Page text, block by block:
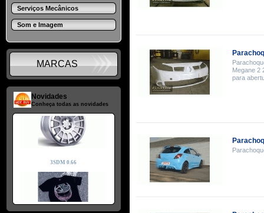
Serviços Mecânicos
Som e Imagem
MARCAS
Novidades
Conheça todas as novidades
Megane 2
para